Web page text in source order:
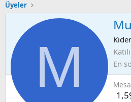
Üyeler
M
En